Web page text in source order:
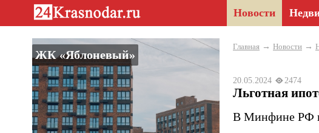
Новости
ЖК «Яблоневый»
Главная → Новости →
20.05.2024 2474
Льготная
В Минфине РФ